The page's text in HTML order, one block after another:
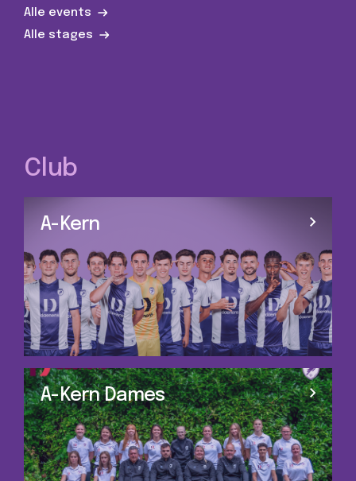
Alle events
Alle stages
Club
A-Kern
A-Kern Dames